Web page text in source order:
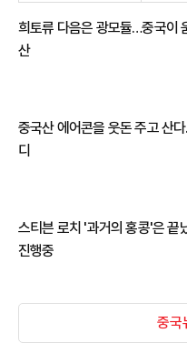
희토류 다음은 광모듈…중국이
산
중국산 에어콘을 웃돈 주고 산
디
스티븐 로치 '과거의 홍콩'은 끝
진행중
중국